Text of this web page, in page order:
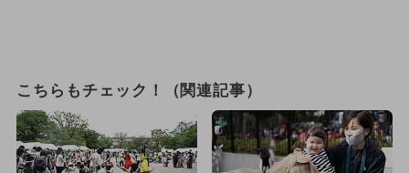
こちらもチェック！（関連記事）